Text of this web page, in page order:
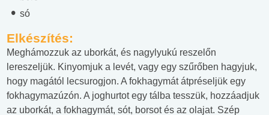
só
Elkészítés:
Meghámozzuk az uborkát, és nagylyukú reszelőn
lereszeljük. Kinyomjuk a levét, vagy egy szűrőben hagyjuk,
hogy magától lecsurogjon. A fokhagymát átpréseljük egy
fokhagymazúzón. A joghurtot egy tálba tesszük, hozzáadjuk
az uborkát, a fokhagymát, sót, borsot és az olajat. Szép